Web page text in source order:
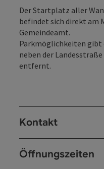
Der Startplatz aller
befindet sich direkt am
Gemeindeamt.
Parkmöglichkeiten gibt
neben der
entfernt.
Kontakt
Öffnungszeiten